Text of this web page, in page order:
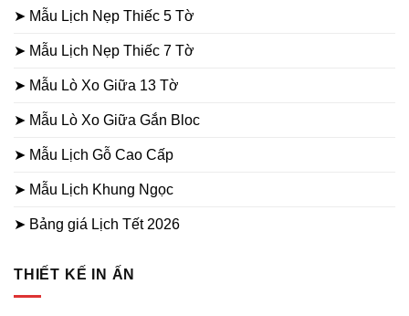
➤ Mẫu Lịch Nẹp Thiếc 5 Tờ
➤ Mẫu Lịch Nẹp Thiếc 7 Tờ
➤ Mẫu Lò Xo Giữa 13 Tờ
➤ Mẫu Lò Xo Giữa Gắn Bloc
➤ Mẫu Lịch Gỗ Cao Cấp
➤ Mẫu Lịch Khung Ngọc
➤ Bảng giá Lịch Tết 2026
THIẾT KẾ IN ẤN